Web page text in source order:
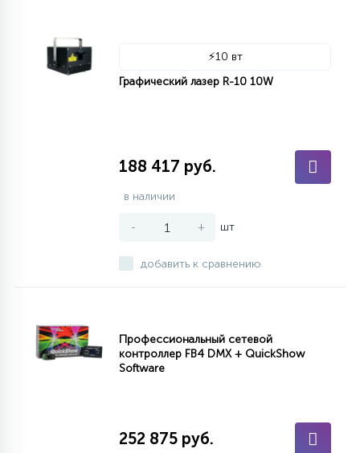
⚡10 вт
Графический лазер R-10 10W
188 417 руб.
в наличии
- + шт
добавить к сравнению
Профессиональный сетевой
контроллер FB4 DMX + QuickShow
Software
252 875 руб.